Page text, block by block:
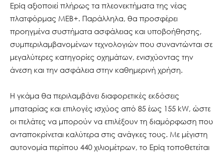
Epiq αξιοποιεί πλήρως τα πλεονεκτήματα της νέας
πλατφόρμας MEB+. Παράλληλα, θα προσφέρει
προηγμένα συστήματα ασφάλειας και υποβοήθησης,
συμπεριλαμβανομένων τεχνολογιών που συναντώνται σε
μεγαλύτερες κατηγορίες οχημάτων, ενισχύοντας την
άνεση και την ασφάλεια στην καθημερινή χρήση.
Η γκάμα θα περιλαμβάνει διαφορετικές εκδόσεις
μπαταρίας και επιλογές ισχύος από 85 έως 155 kW, ώστε
οι πελάτες να μπορούν να επιλέξουν τη διαμόρφωση που
ανταποκρίνεται καλύτερα στις ανάγκες τους. Με μέγιστη
αυτονομία περίπου 440 χιλιομέτρων, το Epiq τοποθετείται